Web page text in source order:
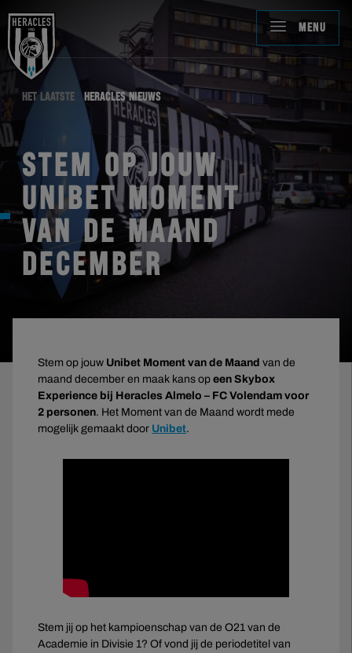
MENU
HET LAATSTE HERACLES NIEUWS
STEM OP JOUW
UNIBET MOMENT
VAN DE MAAND
DECEMBER
Stem op jouw Unibet Moment van de Maand van de
maand december en maak kans op een Skybox
Experience bij Heracles Almelo – FC Volendam voor
2 personen. Het Moment van de Maand wordt mede
mogelijk gemaakt door Unibet.
Stem jij op het kampioenschap van de O21 van de
Academie in Divisie 1? Of vond jij de periodetitel van